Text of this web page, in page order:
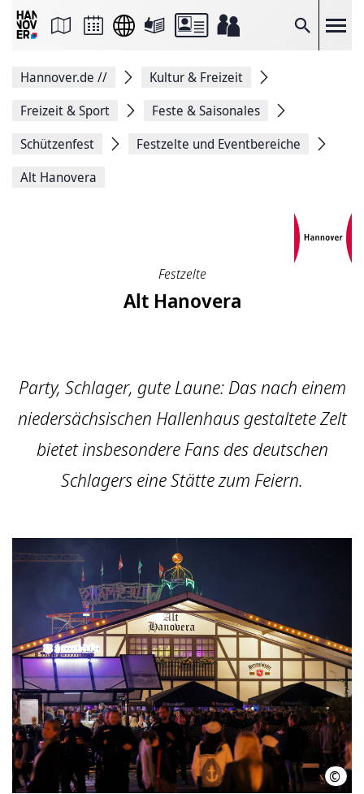
Suche
Seite
Facebook
teilen
Seitenlink
Seite
Hannover.de //
Kultur & Freizeit
Freizeit & Sport
Feste & Saisonales
Schützenfest
Festzelte und Eventbereiche
Alt Hanovera
Festzelte
Alt Hanovera
Party, Schlager, gute Laune: Das nach einem
niedersächsischen Hallenhaus gestaltete Zelt
bietet insbesondere Fans des deutschen
Schlagers eine Stätte zum Feiern.
©